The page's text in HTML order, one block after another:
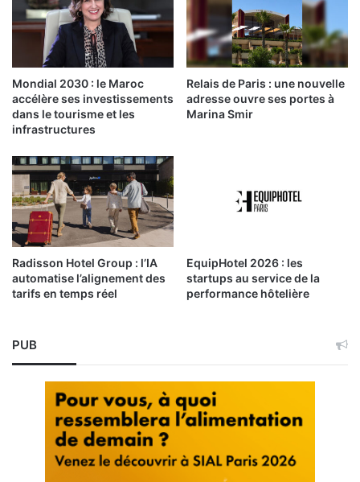
Mondial 2030 : le Maroc
accélère ses investissements
dans le tourisme et les
infrastructures
Relais de Paris : une nouvelle
adresse ouvre ses portes à
Marina Smir
Radisson Hotel Group : l’IA
automatise l’alignement des
tarifs en temps réel
EquipHotel 2026 : les
startups au service de la
performance hôtelière
PUB